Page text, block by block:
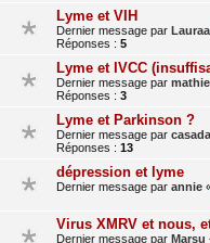
Lyme et VIH
Dernier message par Lauraa
Réponses : 5
Lyme et IVCC
Dernier message par
Réponses : 3
Lyme et Parkinson ?
Dernier message par casada
Réponses : 13
dépression et lyme
Dernier message par annie
Virus XMRV et nous,
Dernier message par Marsu